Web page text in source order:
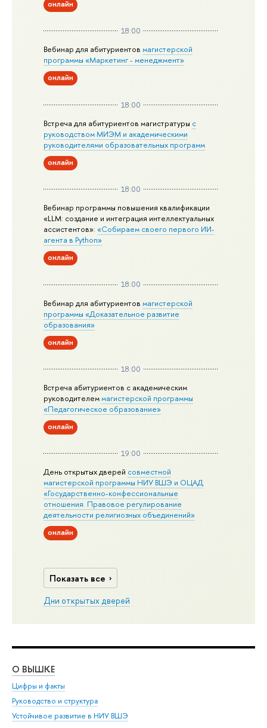
онлайн
18:00
Вебинар для абитуриентовмагистерской
программы «Маркетинг - менеджмент»
онлайн
18:00
Встреча для абитуриентов магистратуры с
руководством МИЭМ и академическими
руководителями образовательных программ
онлайн
18:00
Вебинар программы повышения квалификации
«LLM: создание и интеграция интеллектуальных
ассистентов»:«Собираем своего первого ИИ-
агента в Python»
онлайн
18:00
Вебинар для абитуриентов магистерской
программы «Доказательное развитие
образования»
онлайн
18:00
Встреча абитуриентов с академическим
руководителеммагистерской программы
«Педагогическое образование»
онлайн
19:00
День открытых дверей совместной
магистерской программы НИУ ВШЭ и ОЦАД
«Государственно-конфессиональные
отношения. Правовое регулирование
деятельности религиозных объединений»
онлайн
Показать все
Дни открытых дверей
О ВЫШКЕ
Цифры и факты
Руководство и структура
Устойчивое развитие в НИУ ВШЭ